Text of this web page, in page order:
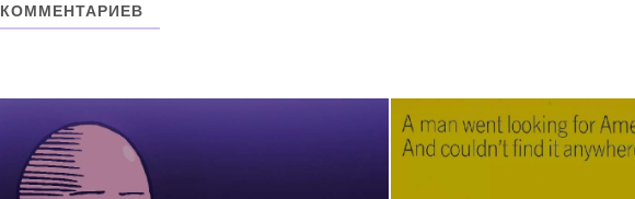
КОММЕНТАРИЕВ